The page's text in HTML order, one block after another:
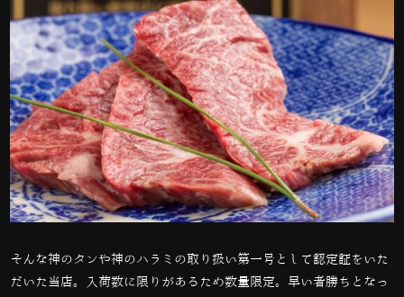
そんな神のタンや神のハラミの取り扱い第一号として認定証をいた
だいた当店。入荷数に限りがあるため数量限定。早い者勝ちとなっ